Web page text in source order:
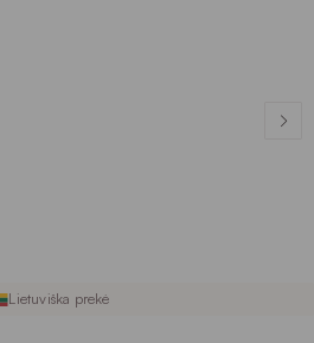
Lietuviška prekė